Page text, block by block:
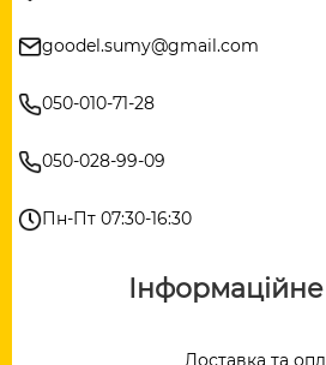
goodel.sumy@gmail.com
050-010-71-28
050-028-99-09
Пн-Пт 07:30-16:30
Доставка та